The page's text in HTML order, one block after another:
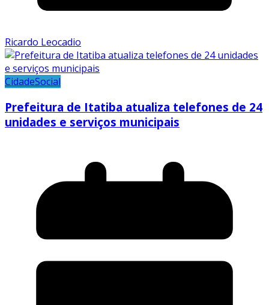
Ricardo Leocadio
CidadeSocial
Prefeitura de Itatiba atualiza telefones de 24
unidades e serviços municipais